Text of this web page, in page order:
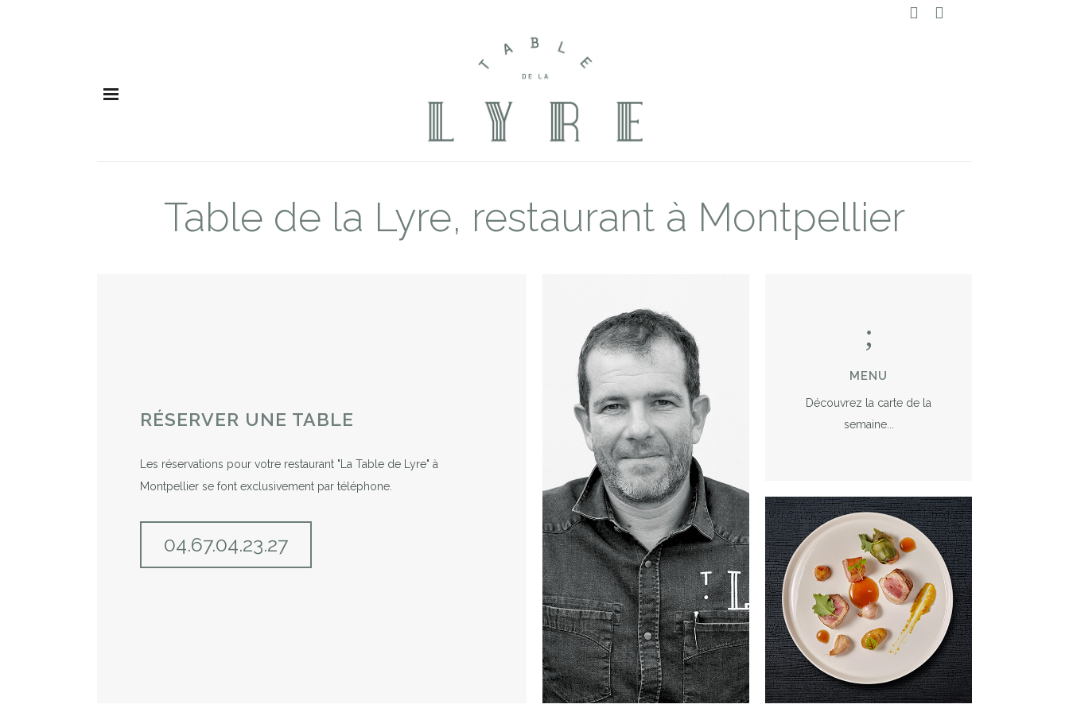
Table de la Lyre, restaurant à Montpellier
RÉSERVER UNE TABLE
Les réservations pour votre restaurant "La Table de Lyre" à
Montpellier se font exclusivement par téléphone.
04.67.04.23.27
MENU
Découvrez la carte de la
semaine...